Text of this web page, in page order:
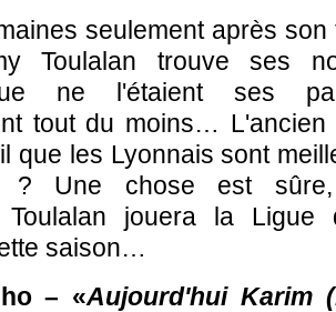
seulement après
Toulalan trouve ses
ne l'étaient ses
tout du moins… L'ancien
que les Lyonnais sont
? Une chose est
Toulalan jouera la Ligue
saison…
– «Aujourd'hui Karim